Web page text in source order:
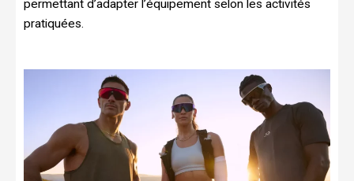
permettant d’adapter l’équipement selon les activités
pratiquées.